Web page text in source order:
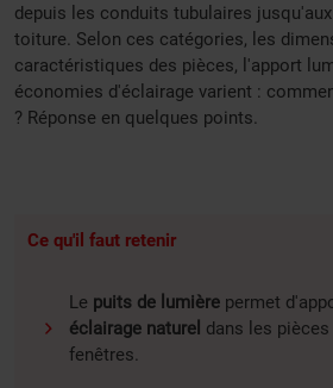
depuis les conduits tubulaires
toiture. Selon ces catégories, les
caractéristiques des pièces, l'apport
économies d'éclairage varient :
? Réponse en quelques points.
Ce qu'il faut retenir
Le puits de lumière permet
éclairage naturel dans les
fenêtres.